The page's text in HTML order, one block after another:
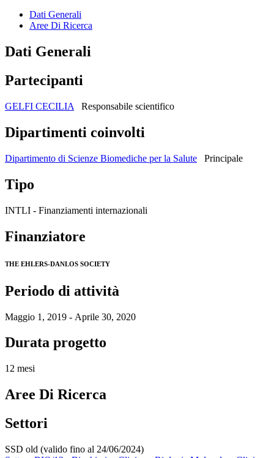
Dati Generali
Aree Di Ricerca
Dati Generali
Partecipanti
GELFI CECILIA Responsabile scientifico
Dipartimenti coinvolti
Dipartimento di Scienze Biomediche per la Salute Principale
Tipo
INTLI - Finanziamenti internazionali
Finanziatore
THE EHLERS-DANLOS SOCIETY
Periodo di attività
Maggio 1, 2019 - Aprile 30, 2020
Durata progetto
12 mesi
Aree Di Ricerca
Settori
SSD old (valido fino al 24/06/2024)